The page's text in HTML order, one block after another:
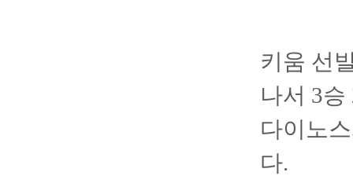
키움 선
나서 3
다이노
다.